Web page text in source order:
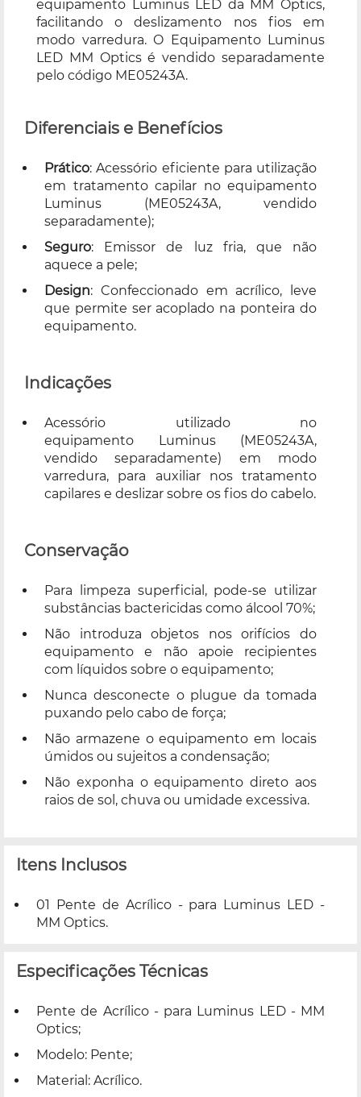
equipamento Luminus LED da MM Optics,
facilitando o deslizamento nos fios em
modo varredura. O Equipamento Luminus
LED MM Optics é vendido separadamente
pelo código ME05243A.
Diferenciais e Benefícios
Prático: Acessório eficiente para utilização
em tratamento capilar no equipamento
Luminus (ME05243A, vendido
separadamente);
Seguro: Emissor de luz fria, que não
aquece a pele;
Design: Confeccionado em acrílico, leve
que permite ser acoplado na ponteira do
equipamento.
Indicações
Acessório utilizado no
equipamento Luminus (ME05243A,
vendido separadamente) em modo
varredura, para auxiliar nos tratamento
capilares e deslizar sobre os fios do cabelo.
Conservação
Para limpeza superficial, pode-se utilizar
substâncias bactericidas como álcool 70%;
Não introduza objetos nos orifícios do
equipamento e não apoie recipientes
com líquidos sobre o equipamento;
Nunca desconecte o plugue da tomada
puxando pelo cabo de força;
Não armazene o equipamento em locais
úmidos ou sujeitos a condensação;
Não exponha o equipamento direto aos
raios de sol, chuva ou umidade excessiva.
Itens Inclusos
01 Pente de Acrílico - para Luminus LED -
MM Optics.
Especificações Técnicas
Pente de Acrílico - para Luminus LED - MM
Optics;
Modelo: Pente;
Material: Acrílico.